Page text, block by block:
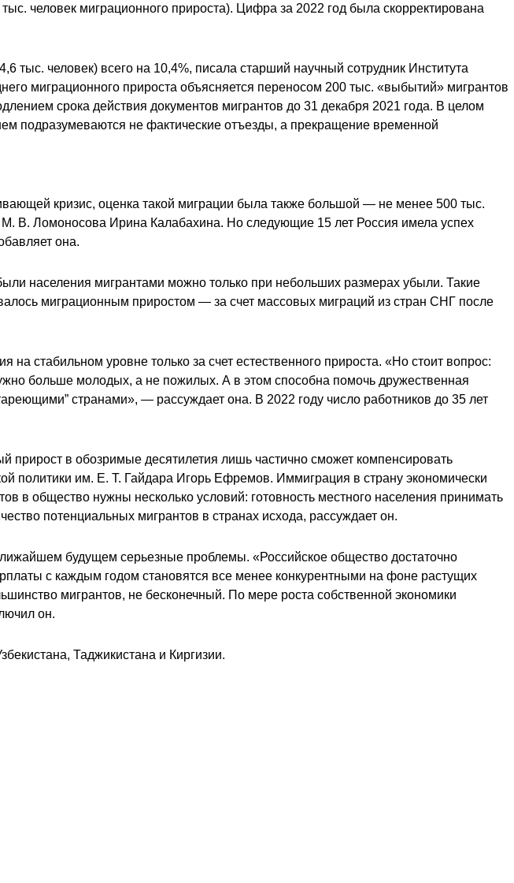
человек миграционного прироста). Цифра за 2022 год была скорректирована
тыс. человек) всего на 10,4%, писала старший научный сотрудник Института
миграционного прироста объясняется переносом 200 тыс. «выбытий» мигрантов
срока действия документов мигрантов до 31 декабря 2021 года. В целом
подразумеваются не фактические отъезды, а прекращение временной
кризис, оценка такой миграции была также большой — не менее 500 тыс.
В. Ломоносова Ирина Калабахина. Но следующие 15 лет Россия имела успех
она.
населения мигрантами можно только при небольших размерах убыли. Такие
миграционным приростом — за счет массовых миграций из стран СНГ после
стабильном уровне только за счет естественного прироста. «Но стоит вопрос:
больше молодых, а не пожилых. А в этом способна помочь дружественная
странами», — рассуждает она. В 2022 году число работников до 35 лет
прирост в обозримые десятилетия лишь частично сможет компенсировать
политики им. Е. Т. Гайдара Игорь Ефремов. Иммиграция в страну экономически
в общество нужны несколько условий: готовность местного населения принимать
потенциальных мигрантов в странах исхода, рассуждает он.
будущем серьезные проблемы. «Российское общество достаточно
с каждым годом становятся все менее конкурентными на фоне растущих
мигрантов, не бесконечный. По мере роста собственной экономики
он.
Таджикистана и Киргизии.